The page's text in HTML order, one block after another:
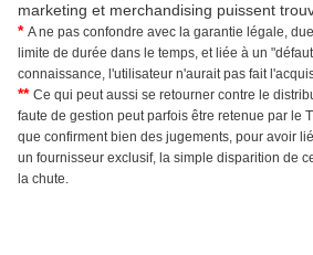
marketing et merchandising puissent
* A ne pas confondre avec la garantie légale,
limite de durée dans le temps, et liée à un
connaissance, l'utilisateur n'aurait pas fait
** Ce qui peut aussi se retourner contre le
faute de gestion peut parfois être retenue par le
que confirment bien des jugements, pour avoir
un fournisseur exclusif, la simple disparition de
la chute.